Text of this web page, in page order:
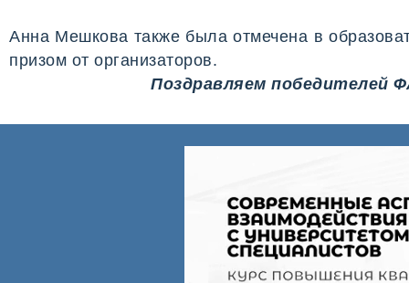
Анна Мешкова также была отмечена в
призом от организаторов.
Поздравляем победителей